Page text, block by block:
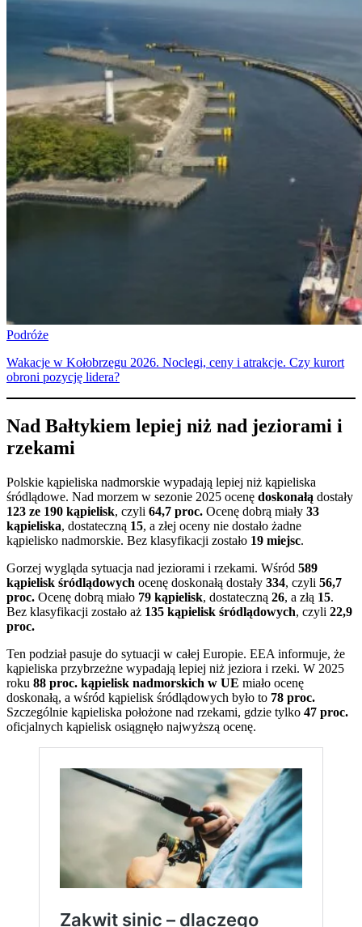
Podróże
Wakacje w Kołobrzegu 2026. Noclegi, ceny i atrakcje. Czy kurort
obroni pozycję lidera?
Nad Bałtykiem lepiej niż nad jeziorami i
rzekami
Polskie kąpieliska nadmorskie wypadają lepiej niż kąpieliska
śródlądowe. Nad morzem w sezonie 2025 ocenę doskonałą dostały
123 ze 190 kąpielisk, czyli 64,7 proc. Ocenę dobrą miały 33
kąpieliska, dostateczną 15, a złej oceny nie dostało żadne
kąpielisko nadmorskie. Bez klasyfikacji zostało 19 miejsc.
Gorzej wygląda sytuacja nad jeziorami i rzekami. Wśród 589
kąpielisk śródlądowych ocenę doskonałą dostały 334, czyli 56,7
proc. Ocenę dobrą miało 79 kąpielisk, dostateczną 26, a złą 15.
Bez klasyfikacji zostało aż 135 kąpielisk śródlądowych, czyli 22,9
proc.
Ten podział pasuje do sytuacji w całej Europie. EEA informuje, że
kąpieliska przybrzeżne wypadają lepiej niż jeziora i rzeki. W 2025
roku 88 proc. kąpielisk nadmorskich w UE miało ocenę
doskonałą, a wśród kąpielisk śródlądowych było to 78 proc.
Szczególnie kąpieliska położone nad rzekami, gdzie tylko 47 proc.
oficjalnych kąpielisk osiągnęło najwyższą ocenę.